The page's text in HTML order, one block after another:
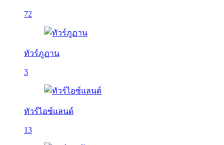
72
ทัวร์ภูฏาน
3
ทัวร์ไอซ์แลนด์
13